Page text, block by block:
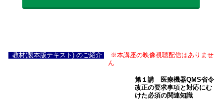
教材(製本版テキスト) のご紹介
※本講座の映像視聴配信はありませ
ん
第１講 医療機器QMS省令
改正の要求事項と対応にむ
けた必須の関連知識